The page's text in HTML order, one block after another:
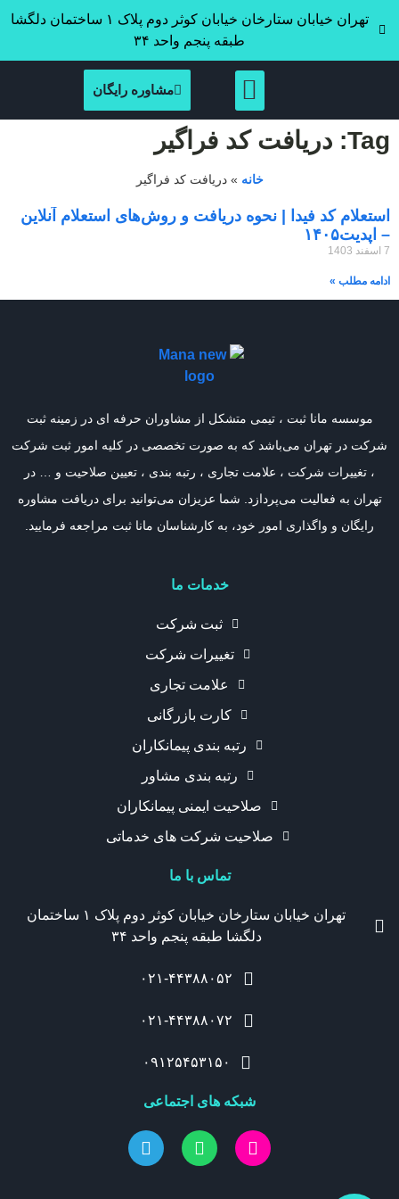
تهران خیابان ستارخان خیابان کوثر دوم پلاک ۱ ساختمان دلگشا
طبقه پنجم واحد ۳۴
مشاوره رایگان
Tag: دریافت کد فراگیر
خانه »دریافت کد فراگیر
استعلام کد فیدا | نحوه دریافت و روش‌های استعلام آنلاین
– اپدیت۱۴۰۵
7 اسفند 1403
ادامه مطلب »
موسسه مانا ثبت ، تیمی متشکل از مشاوران حرفه ای در زمینه ثبت
شرکت در تهران می‌باشد که به صورت تخصصی در کلیه امور ثبت شرکت
، تغییرات شرکت ، علامت تجاری ، رتبه بندی ، تعیین صلاحیت و … در
تهران به فعالیت می‌پردازد. شما عزیزان می‌توانید برای دریافت مشاوره
رایگان و واگذاری امور خود، به کارشناسان مانا ثبت مراجعه فرمایید.
خدمات ما
ثبت شرکت
تغییرات شرکت
علامت تجاری
کارت بازرگانی
رتبه بندی پیمانکاران
رتبه بندی مشاور
صلاحیت ایمنی پیمانکاران
صلاحیت شرکت های خدماتی
تماس با ما
تهران خیابان ستارخان خیابان کوثر دوم پلاک ۱ ساختمان
دلگشا طبقه پنجم واحد ۳۴
۰۲۱-۴۴۳۸۸۰۵۲
۰۲۱-۴۴۳۸۸۰۷۲
۰۹۱۲۵۴۵۳۱۵۰
شبکه های اجتماعی